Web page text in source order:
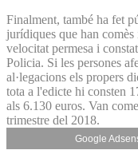
Finalment, també ha fet
jurídiques que han
velocitat permesa i
Policia. Si les persones
al·legacions els propers
tota a l'edicte hi consten
als 6.130 euros. Van
trimestre del 2018.
Google